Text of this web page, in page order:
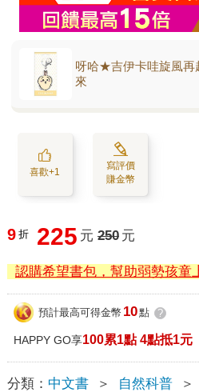
呀哈★吉伊卡哇旋風再
來
喜歡+1
寫評價
賺金幣
9 折 225 元 250 元
認購希望書包，幫助弱勢孩童
預計最高可得金幣 10點 ?
HAPPY GO享100累1點 4點抵1元
分類： 中文書 ＞ 自然科普 ＞